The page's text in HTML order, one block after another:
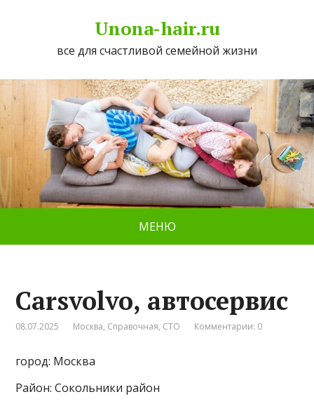
Unona-hair.ru
все для счастливой семейной жизни
МЕНЮ
Carsvolvo, автосервис
08.07.2025 Москва, Справочная, СТО Комментарии: 0
город: Москва
Район: Сокольники район